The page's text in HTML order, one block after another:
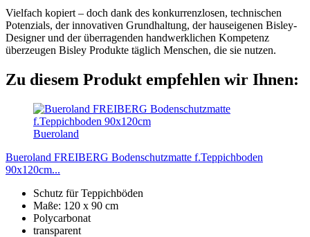
Vielfach kopiert – doch dank des konkurrenzlosen, technischen
Potenzials, der innovativen Grundhaltung, der hauseigenen Bisley-
Designer und der überragenden handwerklichen Kompetenz
überzeugen Bisley Produkte täglich Menschen, die sie nutzen.
Zu diesem Produkt empfehlen wir Ihnen:
Bueroland
Bueroland FREIBERG Bodenschutzmatte f.Teppichboden
90x120cm...
Schutz für Teppichböden
Maße: 120 x 90 cm
Polycarbonat
transparent